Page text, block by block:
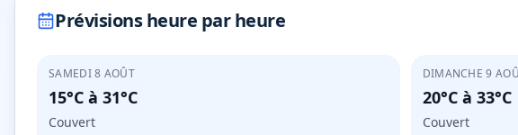
Prévisions heure par heure
SAMEDI 8 AOÛT
15°C à 31°C
Couvert
DIMANCHE 9
20°Cà 33°C
Couvert